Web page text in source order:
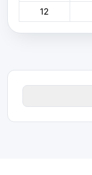
12